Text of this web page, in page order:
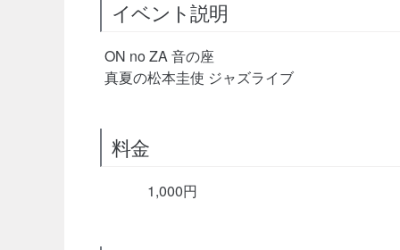
イベント説明
ON no ZA 音の座
真夏の松本圭使 ジャズライブ
料金
1,000円